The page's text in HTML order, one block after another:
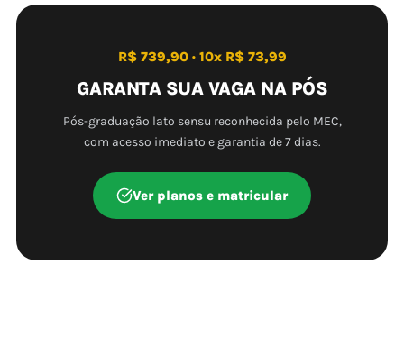
R$ 739,90 · 10x R$ 73,99
GARANTA SUA VAGA NA PÓS
Pós-graduação lato sensu reconhecida pelo MEC,
com acesso imediato e garantia de 7 dias.
Ver planos e matricular